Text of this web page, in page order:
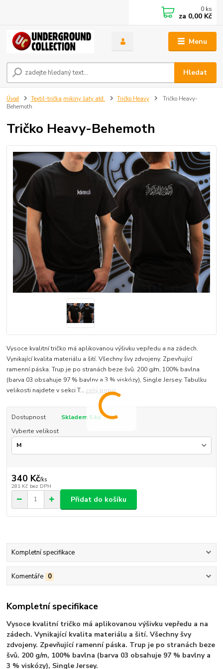
Menu
Hledat
0 ks
za 0,00 Kč
Úvod Textil-trička,mikiny šaty atd. Tričko Heavy
Tričko Heavy-
Behemoth
Tričko Heavy-Behemoth
Vysoce kvalitní tričko má aplikovanou výšivku vepředu a na zádech.
Vynikající kvalita materiálu a šití. Všechny švy zdvojeny. Zpevňující
ramenní páska. Trup je po stranách beze švů. 200 g/m, 100% bavlna
(barva 03 obsahuje 97 % bavlny a 3 % viskózy), Single Jersey. Tabulku
velikosti najdete v sekci T... celý popis
Dostupnost
Skladem 5 ks
Vyberte velikost
340 Kč/ks
281 Kč bez DPH
Přidat do košíku
Kompletní specifikace
Komentáře 0
Kompletní specifikace
Vysoce kvalitní tričko má aplikovanou výšivku vepředu a na
zádech. Vynikající kvalita materiálu a šití. Všechny švy
zdvojeny. Zpevňující ramenní páska. Trup je po stranách beze
švů. 200 g/m, 100% bavlna (barva 03 obsahuje 97 % bavlny a
3 % viskózy), Single Jersey.